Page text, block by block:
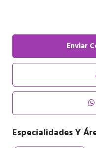
Enviar
Especialidades Y